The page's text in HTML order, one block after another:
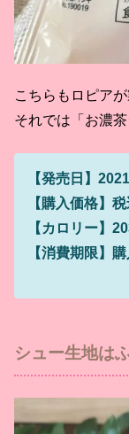
こちらもロピア
それでは「お濃
【発売日】
【購入価格】
【カロリー】
【消費期限】
シュー生地は